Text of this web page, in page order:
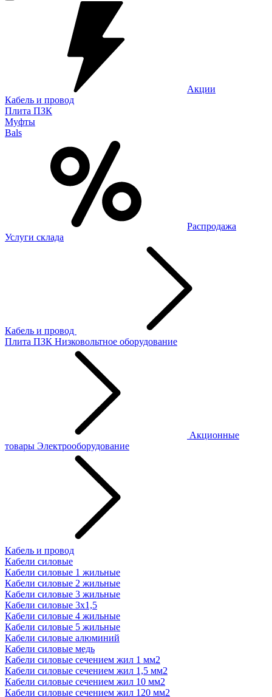
Акции
Кабель и провод
Плита ПЗК
Муфты
Bals
Распродажа
Услуги склада
Кабель и провод
Плита ПЗК Низковольтное оборудование
Акционные
товары Электрооборудование
Кабель и провод
Кабели силовые
Кабели силовые 1 жильные
Кабели силовые 2 жильные
Кабели силовые 3 жильные
Кабели силовые 3х1,5
Кабели силовые 4 жильные
Кабели силовые 5 жильные
Кабели силовые алюминий
Кабели силовые медь
Кабели силовые сечением жил 1 мм2
Кабели силовые сечением жил 1,5 мм2
Кабели силовые сечением жил 10 мм2
Кабели силовые сечением жил 120 мм2